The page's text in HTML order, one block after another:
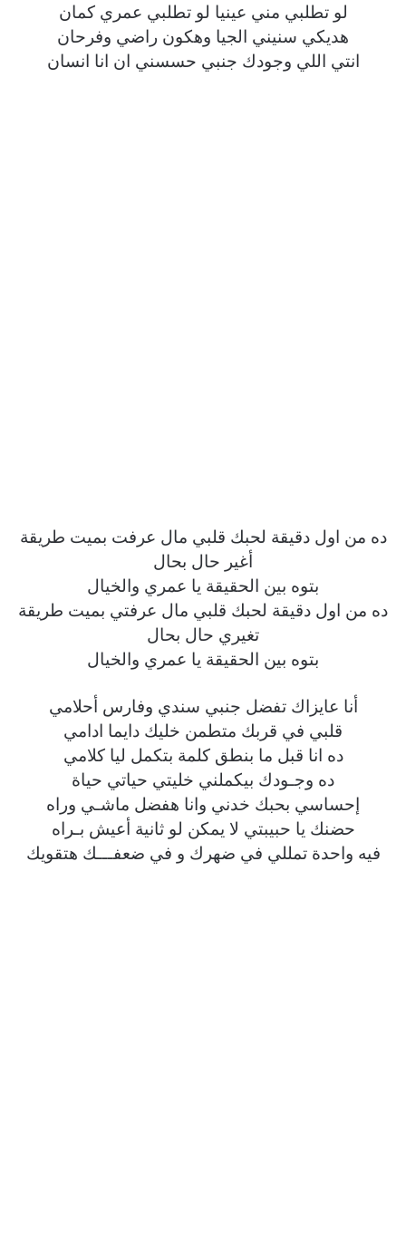
لو تطلبي مني عينيا لو تطلبي عمري كمان
هديكي سنيني الجيا وهكون راضي وفرحان
انتي اللي وجودك جنبي حسسني ان انا انسان
ده من اول دقيقة لحبك قلبي مال عرفت بميت طريقة
أغير حال بحال
بتوه بين الحقيقة يا عمري والخيال
ده من اول دقيقة لحبك قلبي مال عرفتي بميت طريقة
تغيري حال بحال
بتوه بين الحقيقة يا عمري والخيال
أنا عايزاك تفضل جنبي سندي وفارس أحلامي
قلبي في قربك متطمن خليك دايما ادامي
ده انا قبل ما بنطق كلمة بتكمل ليا كلامي
ده وجـودك بيكملني خليتي حياتي حياة
إحساسي بحبك خدني وانا هفضل ماشـي وراه
حضنك يا حبيبتي لا يمكن لو ثانية أعيش بـراه
فيه واحدة تمللي في ضهرك و في ضعفـــك هتقويك